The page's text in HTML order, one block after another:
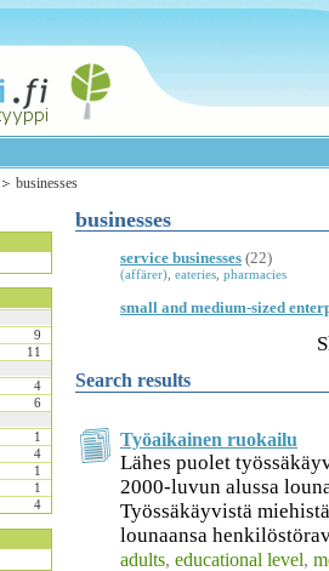
businesses
9
11
4
6
1
4
1
1
4
businesses
service businesses (22)
(affärer) eateries pharmacies
small and medium-sized
Search results
Työaikainen ruokailu
Lähes puolet
2000-luvun alussa
Työssäkäyvistä
lounaansa
adults, educational level,